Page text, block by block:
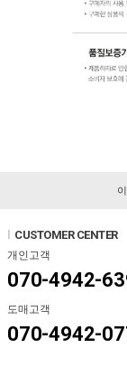
CUSTOMER CENTER
개인고객
070-4942-
도매고객
070-4942-